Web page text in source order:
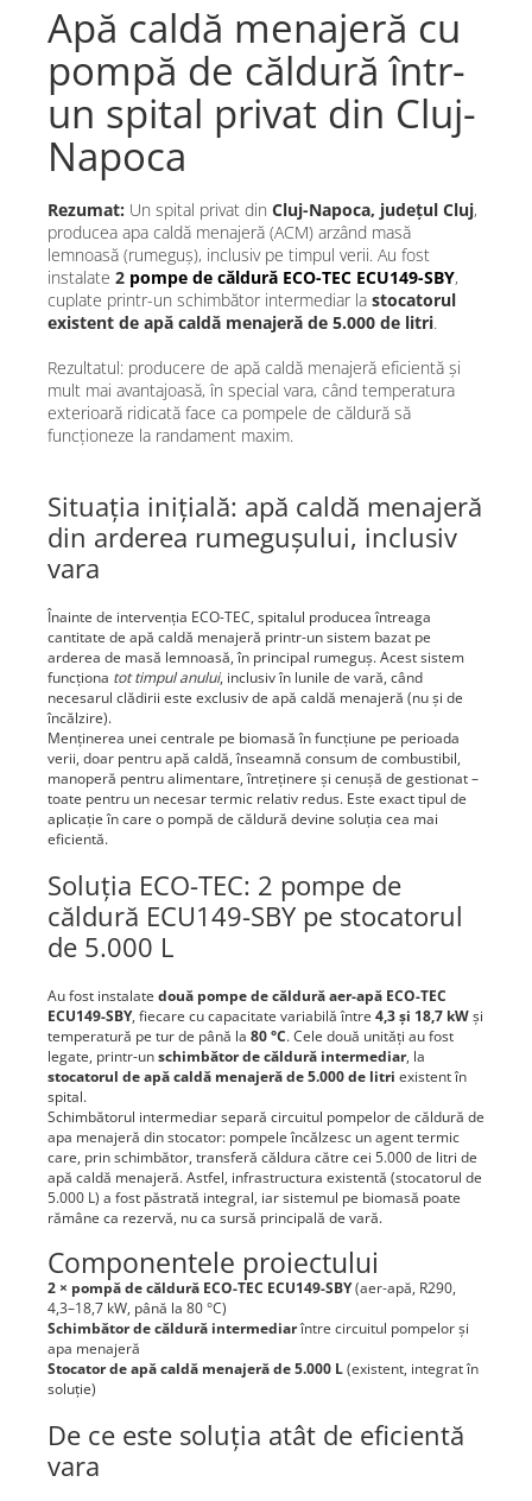
Apă caldă menajeră cu
pompă de căldură într-
un spital privat din Cluj-
Napoca
Rezumat: Un spital privat din Cluj-Napoca, județul Cluj,
producea apa caldă menajeră (ACM) arzând masă
lemnoasă (rumeguș), inclusiv pe timpul verii. Au fost
instalate 2 pompe de căldură ECO-TEC ECU149-SBY,
cuplate printr-un schimbător intermediar la stocatorul
existent de apă caldă menajeră de 5.000 de litri.
Rezultatul: producere de apă caldă menajeră eficientă și
mult mai avantajoasă, în special vara, când temperatura
exterioară ridicată face ca pompele de căldură să
funcționeze la randament maxim.
Situația inițială: apă caldă menajeră
din arderea rumegușului, inclusiv
vara
Înainte de intervenția ECO-TEC, spitalul producea întreaga
cantitate de apă caldă menajeră printr-un sistem bazat pe
arderea de masă lemnoasă, în principal rumeguș. Acest sistem
funcționa tot timpul anului, inclusiv în lunile de vară, când
necesarul clădirii este exclusiv de apă caldă menajeră (nu și de
încălzire).
Menținerea unei centrale pe biomasă în funcțiune pe perioada
verii, doar pentru apă caldă, înseamnă consum de combustibil,
manoperă pentru alimentare, întreținere și cenușă de gestionat –
toate pentru un necesar termic relativ redus. Este exact tipul de
aplicație în care o pompă de căldură devine soluția cea mai
eficientă.
Soluția ECO-TEC: 2 pompe de
căldură ECU149-SBY pe stocatorul
de 5.000 L
Au fost instalate două pompe de căldură aer-apă ECO-TEC
ECU149-SBY, fiecare cu capacitate variabilă între 4,3 și 18,7 kWși
temperatură pe tur de până la 80 °C. Cele două unități au fost
legate, printr-unschimbător de căldură intermediar, la
stocatorul de apă caldă menajeră de 5.000 de litri existent în
spital.
Schimbătorul intermediar separă circuitul pompelor de căldură de
apa menajeră din stocator: pompele încălzesc un agent termic
care, prin schimbător, transferă căldura către cei 5.000 de litri de
apă caldă menajeră. Astfel, infrastructura existentă (stocatorul de
5.000 L) a fost păstrată integral, iar sistemul pe biomasă poate
rămâne ca rezervă, nu ca sursă principală de vară.
Componentele proiectului
2 × pompă de căldură ECO-TEC ECU149-SBY(aer-apă, R290,
4,3–18,7 kW, până la 80 °C)
Schimbător de căldură intermediarîntre circuitul pompelor și
apa menajeră
Stocator de apă caldă menajeră de 5.000 L(existent, integrat în
soluție)
De ce este soluția atât de eficientă
vara